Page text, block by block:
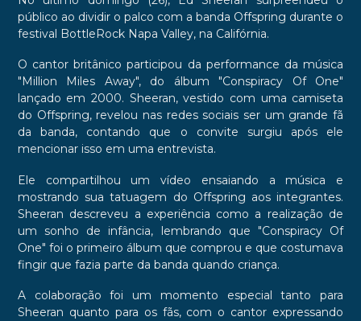
público ao dividir o palco com a banda Offspring durante o
festival BottleRock Napa Valley, na Califórnia.
O cantor britânico participou da performance da música
"Million Miles Away", do álbum "Conspiracy Of One"
lançado em 2000. Sheeran, vestido com uma camiseta
do Offspring, revelou nas redes sociais ser um grande fã
da banda, contando que o convite surgiu após ele
mencionar isso em uma entrevista.
Ele compartilhou um vídeo ensaiando a música e
mostrando sua tatuagem do Offspring aos integrantes.
Sheeran descreveu a experiência como a realização de
um sonho de infância, lembrando que "Conspiracy Of
One" foi o primeiro álbum que comprou e que costumava
fingir que fazia parte da banda quando criança.
A colaboração foi um momento especial tanto para
Sheeran quanto para os fãs, com o cantor expressando